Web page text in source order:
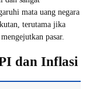
mata uang negara
terutama jika
pasar.
dan Inflasi